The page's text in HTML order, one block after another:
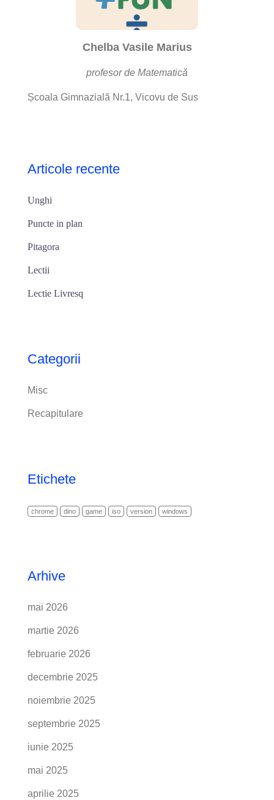
Chelba Vasile Marius
profesor de Matematică
Școala Gimnazială Nr.1, Vicovu de Sus
Articole recente
Unghi
Puncte in plan
Pitagora
Lectii
Lectie Livresq
Categorii
Misc
Recapitulare
Etichete
chrome dino game iso version windows
Arhive
mai 2026
martie 2026
februarie 2026
decembrie 2025
noiembrie 2025
septembrie 2025
iunie 2025
mai 2025
aprilie 2025